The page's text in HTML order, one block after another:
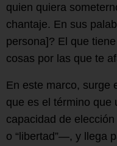
quien quiera
chantaje. En sus
persona]? El que
cosas por las que te
En este marco, surge
que es el término que
capacidad de
o “libertad”—, y llega